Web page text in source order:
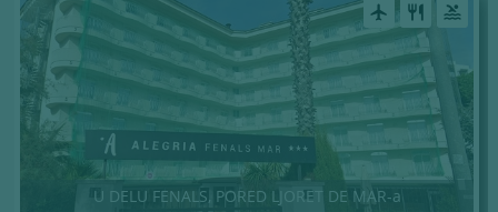
airplanemode_active restaurant pool
U DELU FENALS, PORED LJORET DE MAR-a